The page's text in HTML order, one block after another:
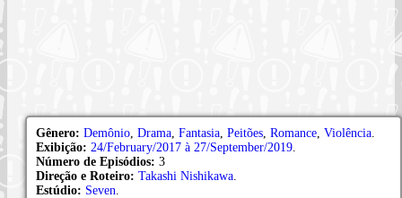
Gênero: Demônio Drama Fantasia Peitões Romance Violência
Exibição: 24/February/2017 à 27/September/2019
Número de Episódios: 3
Direção e Roteiro: Takashi Nishikawa
Estúdio: Seven